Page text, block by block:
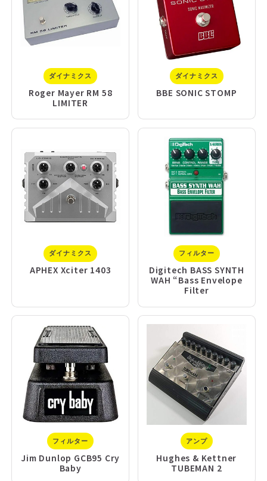
ダイナミクス
Roger Mayer RM 58
LIMITER
ダイナミクス
BBE SONIC STOMP
ダイナミクス
APHEX Xciter 1403
フィルター
Digitech BASS SYNTH
WAH “Bass Envelope
Filter
フィルター
Jim Dunlop GCB95 Cry
Baby
アンプ
Hughes & Kettner
TUBEMAN 2